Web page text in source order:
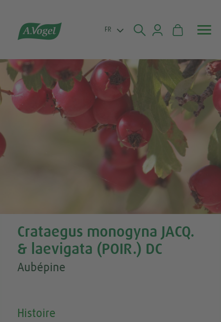

 FR
Crataegus monogyna JACQ.
& laevigata (POIR.) DC
Aubépine
Histoire